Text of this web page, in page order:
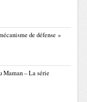
de défense »
Maman – La série